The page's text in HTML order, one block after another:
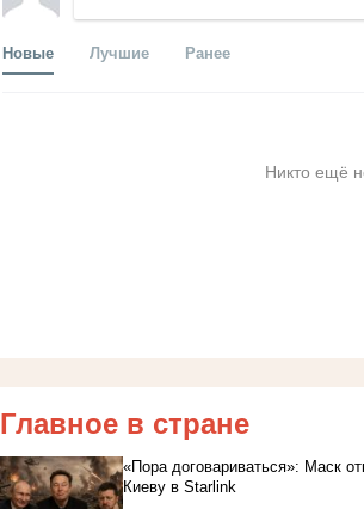
Новые Лучшие Ранее
Никто ещё
Главное в стране
«Пора договариваться»: Маск
Киеву в Starlink